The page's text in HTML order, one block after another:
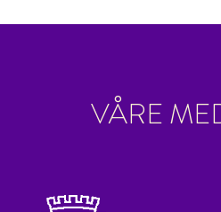
VÅRE